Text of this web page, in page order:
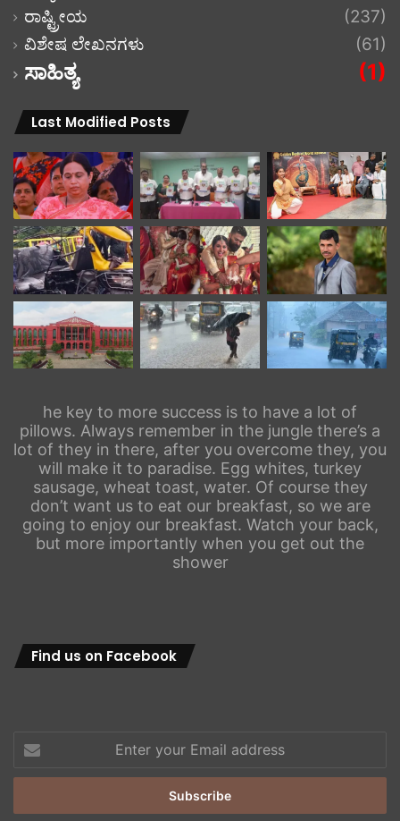
ರಾಷ್ಟ್ರೀಯ
(237)
ವಿಶೇಷ ಲೇಖನಗಳು
(61)
ಸಾಹಿತ್ಯ (1)
Last Modified Posts
he key to more success is to have a lot of
pillows. Always remember in the jungle there’s a
lot of they in there, after you overcome they, you
will make it to paradise. Egg whites, turkey
sausage, wheat toast, water. Of course they
don’t want us to eat our breakfast, so we are
going to enjoy our breakfast. Watch your back,
but more importantly when you get out the
shower
Find us on Facebook
Enter
your
Email